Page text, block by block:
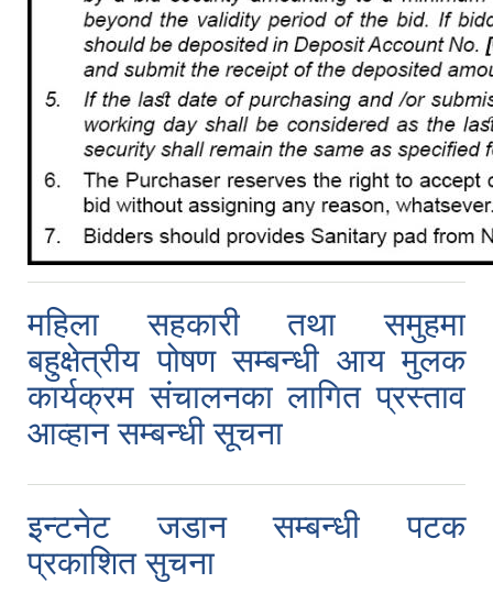
महिला सहकारी तथा समुहमा
बहुक्षेत्रीय पोषण सम्बन्धी आय मुलक
कार्यक्रम संचालनका लागित प्रस्ताव
आव्हान सम्बन्धी सूचना
इन्टनेट जडान सम्बन्धी पटक
प्रकाशित सुचना